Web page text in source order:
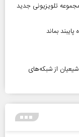
منحصر‌به‌فردی را از دست دادیم/ پخش ۲ مجموعه تلویزیونی جدید
بماند
شیعیان از شبکه‌های